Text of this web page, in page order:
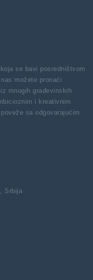
se bavi posredništvom
možete pronaći
mnogih građevinskih
i kreativnim
sa odgovarajućim
Srbija